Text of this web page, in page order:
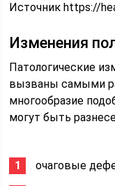
Источник https://
Изменения
Патологические
вызваны самыми
многообразие
могут быть
очаговые